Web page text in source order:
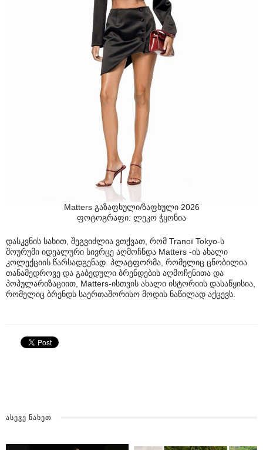
Matters გაზაფხული/ზაფხული 2026
ფოტოგრაფი: ლეკო ჭყონია
დასკვნის სახით, შეგვიძლია ვთქვათ, რომ Tranoï Tokyo-ს
შოურუმი იდეალური სივრცე აღმოჩნდა Matters -ის ახალი
კოლექციის წარსადგენად. პლატფორმა, რომელიც ცნობილია
თანამედროვე და გაბედული ბრენდების აღმოჩენითა და
პოპულარიზაციით, Matters-ისთვის ახალი ისტორიის დასაწყისია,
რომელიც ბრენდს საერთაშორისო მოდის ნაწილად აქცევს.
ᲐᲡᲔᲕᲔ ᲜᲐᲮᲔᲗ